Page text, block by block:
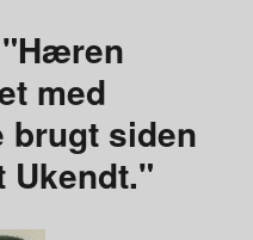
med
siden
Ukendt."